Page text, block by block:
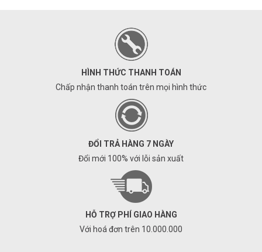
HÌNH THỨC THANH TOÁN
Chấp nhận thanh toán trên mọi hình thức
ĐỔI TRẢ HÀNG 7 NGÀY
Đổi mới 100% với lỗi sản xuất
HỖ TRỢ PHÍ GIAO HÀNG
Với hoá đơn trên 10.000.000